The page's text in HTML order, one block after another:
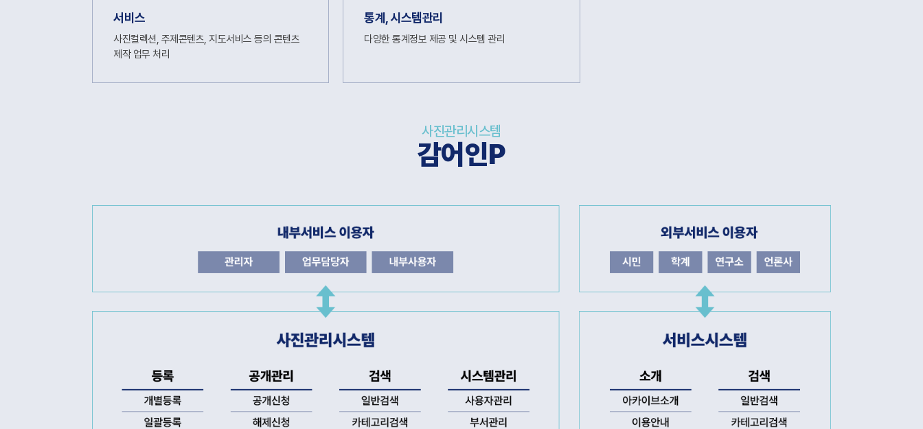
서비스
사진컬렉션, 주제콘텐츠, 지도서비스 등의 콘텐츠
제작 업무 처리
통계, 시스템관리
다양한 통계정보 제공 및 시스템 관리
사진관리시스템
감어인P